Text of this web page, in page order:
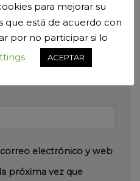
electrónico y web
próxima vez que
para mejorar su
que está de acuerdo con
por no participar si lo
ACEPTAR